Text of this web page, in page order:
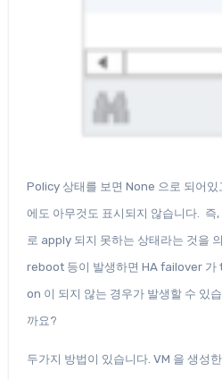
Policy 상태를 보면 None 으로 되어
에도 아무것도 표시되지 않습니다.
로 apply 되지 못하는 상태라는 것을
reboot 등이 발생하면 HA failover
on 이 되지 않는 경우가 발생할 수 있
까요?
두가지 방법이 있습니다. VM 을 생성